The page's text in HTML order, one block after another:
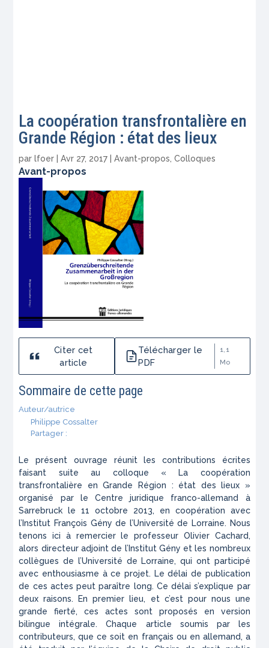
La coopération transfrontalière en
Grande Région : état des lieux
par lfoer |Avr 27, 2017 |Avant-propos ,Colloques
Avant-propos
Citer cet
article
Télécharger le
PDF
1,1
Mo
Sommaire de cette page
Auteur/autrice
Philippe Cossalter
Partager :
Le présent ouvrage réunit les contributions écrites
faisant suite au colloque « La coopération
transfrontalière en Grande Région : état des lieux »
organisé par le Centre juridique franco-allemand à
Sarrebruck le 11 octobre 2013, en coopération avec
l’Institut François Gény de l’Université de Lorraine. Nous
tenons ici à remercier le professeur Olivier Cachard,
alors directeur adjoint de l’Institut Gény et les nombreux
collègues de l’Université de Lorraine, qui ont participé
avec enthousiasme à ce projet. Le délai de publication
de ces actes peut paraître long. Ce délai s’explique par
deux raisons. En premier lieu, et c’est pour nous une
grande fierté, ces actes sont proposés en version
bilingue intégrale. Chaque article soumis par les
contributeurs, que ce soit en français ou en allemand, a